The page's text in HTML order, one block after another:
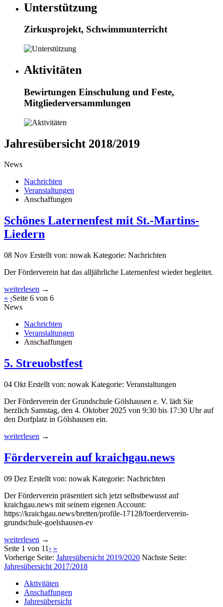
Unterstützung
Zirkusprojekt, Schwimmunterricht
Aktivitäten
Bewirtungen Einschulung und Feste,
Mitgliederversammlungen
Jahresübersicht 2018/2019
News
Nachrichten
Veranstaltungen
Anschaffungen
Schönes Laternenfest mit St.-Martins-
Liedern
08 Nov Erstellt von: nowak Kategorie: Nachrichten
Der Förderverein hat das alljährliche Laternenfest wieder begleitet.
weiterlesen →
« ‹Seite 6 von 6
News
Nachrichten
Veranstaltungen
Anschaffungen
5. Streuobstfest
04 Okt Erstellt von: nowak Kategorie: Veranstaltungen
Der Förderverein der Grundschule Gölshausen e. V. lädt Sie
herzlich Samstag, den 4. Oktober 2025 von 9:30 bis 17:30 Uhr auf
den Dorfplatz in Gölshausen ein.
weiterlesen →
Förderverein auf kraichgau.news
09 Dez Erstellt von: nowak Kategorie: Nachrichten
Der Förderverein präsentiert sich jetzt selbstbewusst auf
kraichgau.news mit seinem eigenen Account:
https://kraichgau.news/bretten/profile-17128/foerderverein-
grundschule-goelshausen-ev
weiterlesen →
Seite 1 von 11 › »
Vorherige Seite: Jahresübersicht 2019/2020 Nächste Seite:
Jahresübersicht 2017/2018
Aktivitäten
Anschaffungen
Jahresübersicht